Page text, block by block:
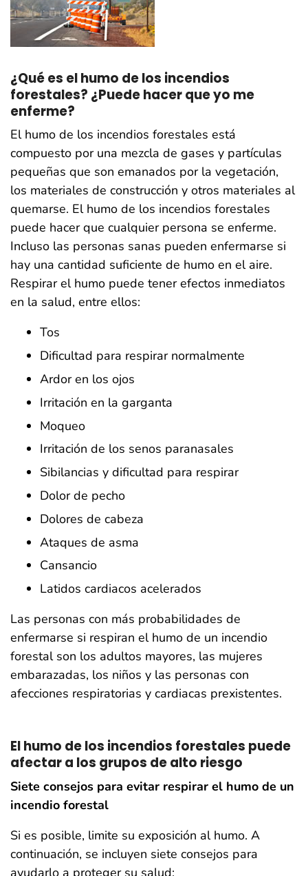
¿Qué es el humo de los incendios
forestales? ¿Puede hacer que yo me
enferme?
El humo de los incendios forestales está
compuesto por una mezcla de gases y partículas
pequeñas que son emanados por la vegetación,
los materiales de construcción y otros materiales al
quemarse. El humo de los incendios forestales
puede hacer que cualquier persona se enferme.
Incluso las personas sanas pueden enfermarse si
hay una cantidad suficiente de humo en el aire.
Respirar el humo puede tener efectos inmediatos
en la salud, entre ellos:
Tos
Dificultad para respirar normalmente
Ardor en los ojos
Irritación en la garganta
Moqueo
Irritación de los senos paranasales
Sibilancias y dificultad para respirar
Dolor de pecho
Dolores de cabeza
Ataques de asma
Cansancio
Latidos cardiacos acelerados
Las personas con más probabilidades de
enfermarse si respiran el humo de un incendio
forestal son los adultos mayores, las mujeres
embarazadas, los niños y las personas con
afecciones respiratorias y cardiacas prexistentes.
El humo de los incendios forestales puede
afectar a los grupos de alto riesgo
Siete consejos para evitar respirar el humo de un
incendio forestal
Si es posible, limite su exposición al humo. A
continuación, se incluyen siete consejos para
ayudarlo a proteger su salud: